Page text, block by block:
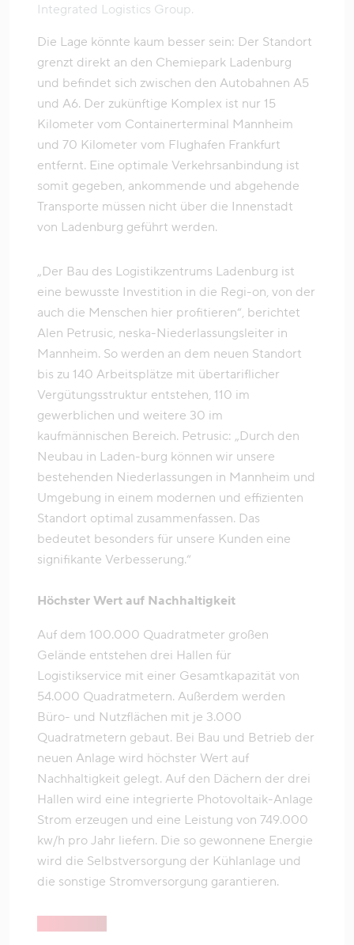
Integrated Logistics Group.
Die Lage könnte kaum besser sein: Der Standort
grenzt direkt an den Chemiepark Ladenburg
und befindet sich zwischen den Autobahnen A5
und A6. Der zukünftige Komplex ist nur 15
Kilometer vom Containerterminal Mannheim
und 70 Kilometer vom Flughafen Frankfurt
entfernt. Eine optimale Verkehrsanbindung ist
somit gegeben, ankommende und abgehende
Transporte müssen nicht über die Innenstadt
von Ladenburg geführt werden.
„Der Bau des Logistikzentrums Ladenburg ist
eine bewusste Investition in die Regi-on, von der
auch die Menschen hier profitieren“, berichtet
Alen Petrusic, neska-Niederlassungsleiter in
Mannheim. So werden an dem neuen Standort
bis zu 140 Arbeitsplätze mit übertariflicher
Vergütungsstruktur entstehen, 110 im
gewerblichen und weitere 30 im
kaufmännischen Bereich. Petrusic: „Durch den
Neubau in Laden-burg können wir unsere
bestehenden Niederlassungen in Mannheim und
Umgebung in einem modernen und effizienten
Standort optimal zusammenfassen. Das
bedeutet besonders für unsere Kunden eine
signifikante Verbesserung.“
Höchster Wert auf Nachhaltigkeit
Auf dem 100.000 Quadratmeter großen
Gelände entstehen drei Hallen für
Logistikservice mit einer Gesamtkapazität von
54.000 Quadratmetern. Außerdem werden
Büro- und Nutzflächen mit je 3.000
Quadratmetern gebaut. Bei Bau und Betrieb der
neuen Anlage wird höchster Wert auf
Nachhaltigkeit gelegt. Auf den Dächern der drei
Hallen wird eine integrierte Photovoltaik-Anlage
Strom erzeugen und eine Leistung von 749.000
kw/h pro Jahr liefern. Die so gewonnene Energie
wird die Selbstversorgung der Kühlanlage und
die sonstige Stromversorgung garantieren.